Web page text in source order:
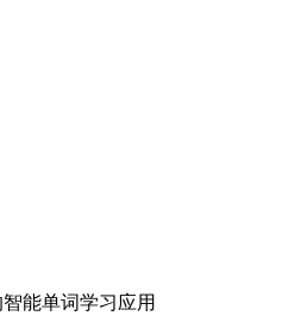
能单词学习应用